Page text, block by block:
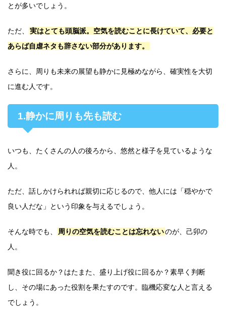
とが多いでしょう。
ただ、
実はとても頭脳派。空気を読むことに長けていて、必要と
あらば自虐ネタも辞さない部分があります。
さらに、周りも未来の展望も静かに見極めながら、確実性を大切
に進む人です。
1.静かに周りも先も読む
いつも、たくさんの人の後ろから、悠然と様子を見ているような
人。
ただ、話しかけられれば親切に応じるので、他人には「穏やかで
良い人だな」という印象を与えるでしょう。
そんな時でも、 周りの空気を読むことは忘れないのが、己卯の
人。
聞き役に回るか？はたまた、盛り上げ役に回るか？素早く判断
し、その場にあった役割を果たすのです。臨機応変な人と言える
でしょう。